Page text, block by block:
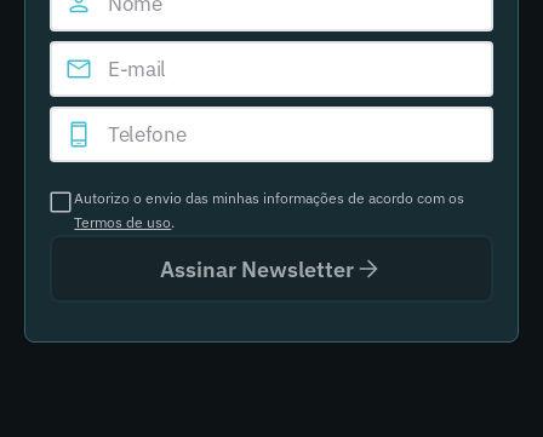
Autorizo o envio das minhas informações de acordo com os
Termos de uso.
Assinar Newsletter